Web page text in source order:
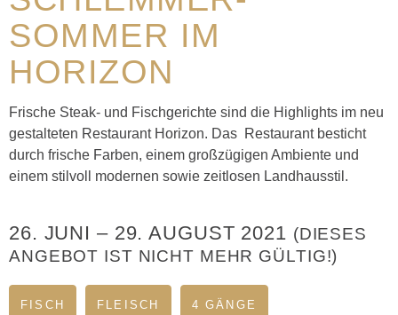
SOMMER IM
HORIZON
Frische Steak- und Fischgerichte sind die Highlights im neu
gestalteten Restaurant Horizon. Das Restaurant besticht
durch frische Farben, einem großzügigen Ambiente und
einem stilvoll modernen sowie zeitlosen Landhausstil.
26. JUNI – 29. AUGUST 2021 (DIESES
ANGEBOT IST NICHT MEHR GÜLTIG!)
FISCH FLEISCH 4 GÄNGE